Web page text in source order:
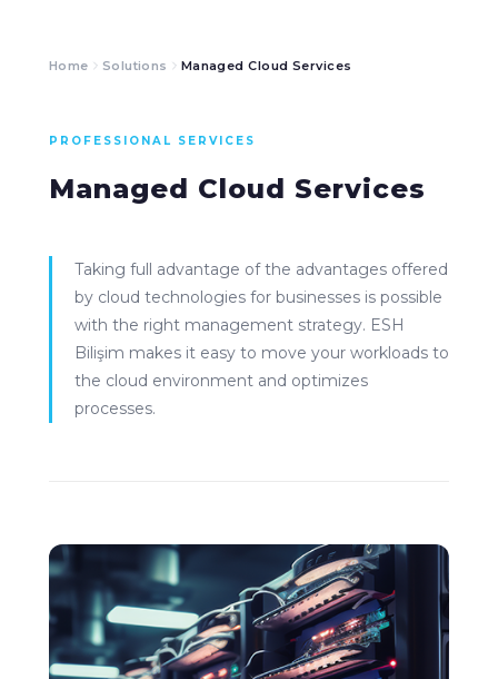
Home Solutions Managed Cloud Services
PROFESSIONAL SERVICES
Managed Cloud Services
Taking full advantage of the advantages offered
by cloud technologies for businesses is possible
with the right management strategy. ESH
Bilişim makes it easy to move your workloads to
the cloud environment and optimizes
processes.